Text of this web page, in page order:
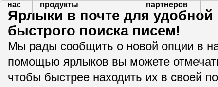
нас продукты партнеров
Ярлыки в почте для удобной
быстрого поиска писем!
Мы рады сообщить о новой опции в
помощью ярлыков вы можете
чтобы быстрее находить их в своей